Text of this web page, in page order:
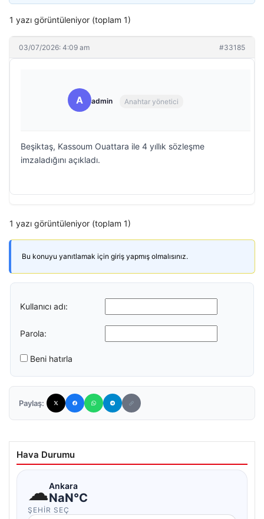
1 yazı görüntüleniyor (toplam 1)
03/07/2026: 4:09 am #33185
A admin Anahtar yönetici
Beşiktaş, Kassoum Ouattara ile 4 yıllık sözleşme
imzaladığını açıkladı.
1 yazı görüntüleniyor (toplam 1)
Bu konuyu yanıtlamak için giriş yapmış olmalısınız.
Kullanıcı adı:
Parola:
Beni hatırla
Paylaş:
Hava Durumu
☁Ankara
NaN°C
ŞEHIR SEÇ